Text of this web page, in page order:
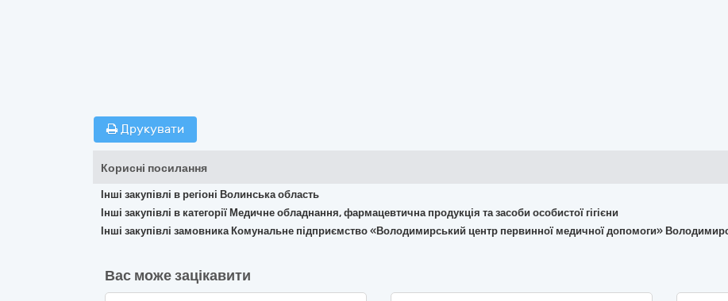
Друкувати
Корисні посилання
Інші закупівлі в регіоні Волинська область
Інші закупівлі в категорії Медичне обладнання, фармацевтична продукція та засоби особистої гігієни
Інші закупівлі замовника Комунальне підприємство «Володимирський центр первинної медичної допомоги»
Вас може зацікавити